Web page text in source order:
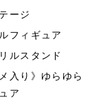
ージ
フィギュア
ルスタンド
入り》ゆらゆら
ア